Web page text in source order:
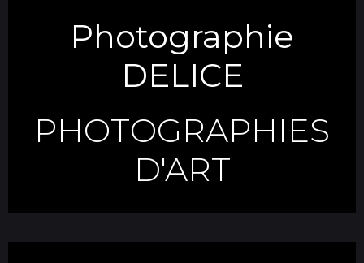
Photographie
DELICE
PHOTOGRAPHIES
D'ART